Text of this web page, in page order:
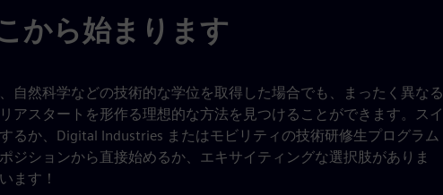
から始まります
自然科学などの技術的な学位を取得した場合でも、まったく異なる
アスタートを形作る理想的な方法を見つけることができます。スイ
るか、Digital Industries またはモビリティの技術研修生プログラム
ジションから直接始めるか、エキサイティングな選択肢がありま
ます！